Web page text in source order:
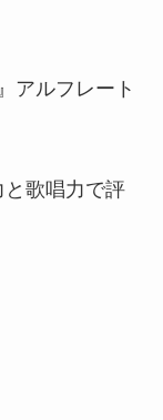
アルフレート
歌唱力で評